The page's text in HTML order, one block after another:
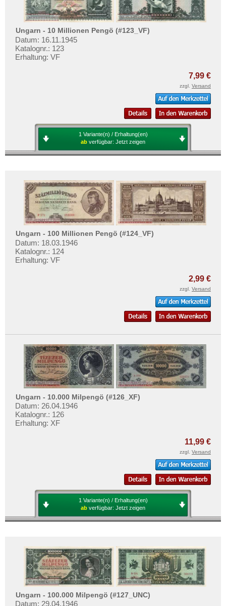
Ungarn - 10 Millionen Pengö (#123_VF)
Datum: 16.11.1945
Katalognr.: 123
Erhaltung: VF
7,99 €
zzgl. Versand
1 Variante(n) / Erhaltung(en)
ab verfügbar: Jetzt zeigen
Ungarn - 100 Millionen Pengö (#124_VF)
Datum: 18.03.1946
Katalognr.: 124
Erhaltung: VF
2,99 €
zzgl. Versand
Ungarn - 10.000 Milpengö (#126_XF)
Datum: 26.04.1946
Katalognr.: 126
Erhaltung: XF
11,99 €
zzgl. Versand
1 Variante(n) / Erhaltung(en)
ab verfügbar: Jetzt zeigen
Ungarn - 100.000 Milpengö (#127_UNC)
Datum: 29.04.1946